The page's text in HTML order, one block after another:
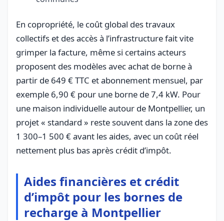
En copropriété, le coût global des travaux
collectifs et des accès à l’infrastructure fait vite
grimper la facture, même si certains acteurs
proposent des modèles avec achat de borne à
partir de 649 € TTC et abonnement mensuel, par
exemple 6,90 € pour une borne de 7,4 kW. Pour
une maison individuelle autour de Montpellier, un
projet « standard » reste souvent dans la zone des
1 300–1 500 € avant les aides, avec un coût réel
nettement plus bas après crédit d’impôt.
Aides financières et crédit
d’impôt pour les bornes de
recharge à Montpellier